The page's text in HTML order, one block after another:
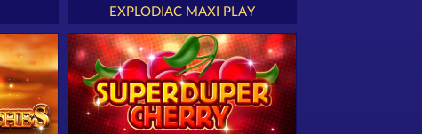
EXPLODIAC MAXI PLAY